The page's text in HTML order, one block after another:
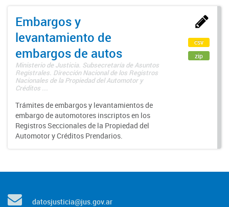
Embargos y
levantamiento de
embargos de autos
Ministerio de Justicia. Subsecretaría de Asuntos
Registrales. Dirección Nacional de los Registros
Nacionales de la Propiedad del Automotor y
Créditos ...
Trámites de embargos y levantamientos de
embargo de automotores inscriptos en los
Registros Seccionales de la Propiedad del
Automotor y Créditos Prendarios.
csv
zip
datosjusticia@jus.gov.ar